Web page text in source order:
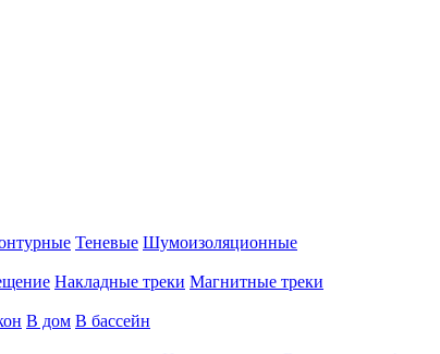
Теневые Шумоизоляционные
Накладные треки Магнитные треки
В дом В бассейн